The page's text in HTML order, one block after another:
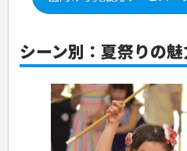
シーン別：夏祭りの